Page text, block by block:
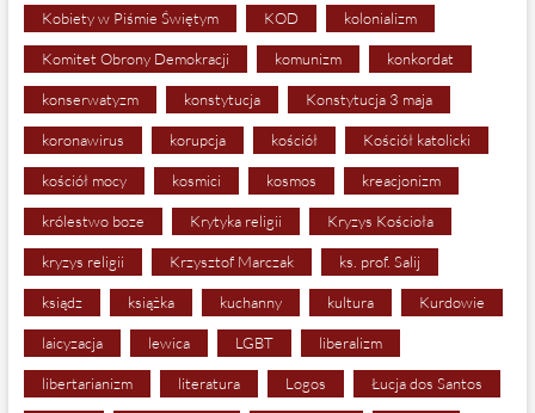
Kobiety w Piśmie Świętym KOD kolonializm
Komitet Obrony Demokracji komunizm konkordat
konserwatyzm konstytucja Konstytucja 3 maja
koronawirus korupcja kościół Kościół katolicki
kościół mocy kosmici kosmos kreacjonizm
królestwo boze Krytyka religii Kryzys Kościoła
kryzys religii Krzysztof Marczak ks. prof. Salij
ksiądz książka kuchanny kultura Kurdowie
laicyzacja lewica LGBT liberalizm
libertarianizm literatura Logos Łucja dos Santos